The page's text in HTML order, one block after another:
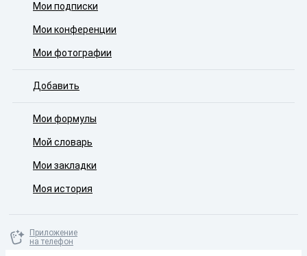
Мои подписки
Мои конференции
Мои фотографии
Добавить
Мои формулы
Мой словарь
Мои закладки
Моя история
Приложение
на телефон